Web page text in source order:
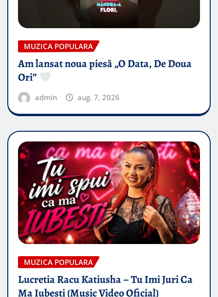
MUZICA POPULARA
Am lansat noua piesă „O Data, De Doua
Ori”
admin aug. 7, 2026
MUZICA POPULARA
Lucretia Racu Katiusha – Tu Imi Juri Ca
Ma Iubesti (Music Video Oficial)